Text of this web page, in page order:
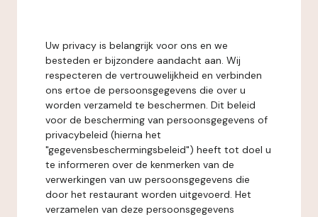
Uw privacy is belangrijk voor ons en we
besteden er bijzondere aandacht aan. Wij
respecteren de vertrouwelijkheid en verbinden
ons ertoe de persoonsgegevens die over u
worden verzameld te beschermen. Dit beleid
voor de bescherming van persoonsgegevens of
privacybeleid (hierna het
"gegevensbeschermingsbeleid") heeft tot doel u
te informeren over de kenmerken van de
verwerkingen van uw persoonsgegevens die
door het restaurant worden uitgevoerd. Het
verzamelen van deze persoonsgegevens